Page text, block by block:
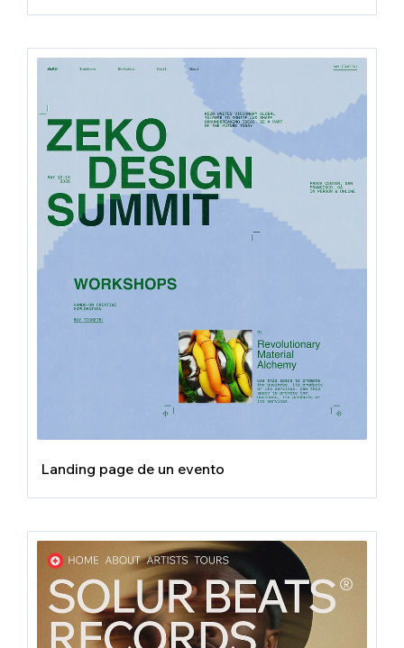
Landing page de un evento